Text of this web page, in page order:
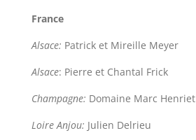
Contact
Winkelmand 0
Mijn Account
France
Alsace: Patrick et Mireille Meyer
Alsace: Pierre et Chantal Frick
Champagne: Domaine Marc Henriet
Loire Anjou: Julien Delrieu